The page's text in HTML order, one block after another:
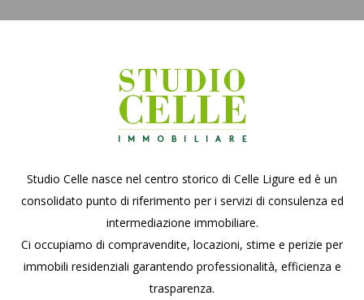
Studio Celle nasce nel centro storico di Celle Ligure ed è un
consolidato punto di riferimento per i servizi di consulenza ed
intermediazione immobiliare.
Ci occupiamo di compravendite, locazioni, stime e perizie per
immobili residenziali garantendo professionalità, efficienza e
trasparenza.